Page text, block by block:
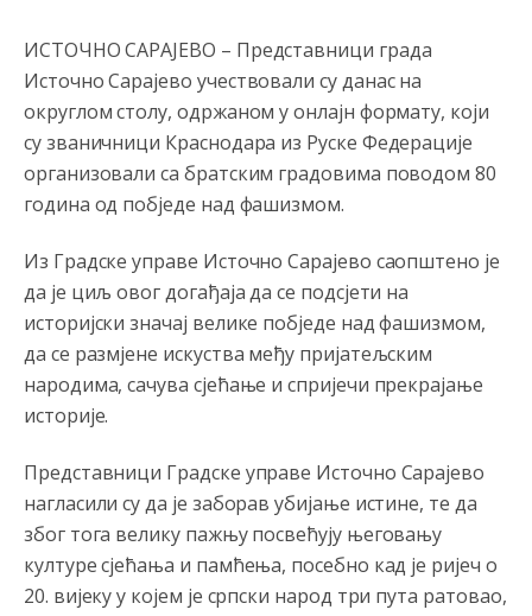
ИСТОЧНО САРАЈЕВО – Представници града
Источно Сарајево учествовали су данас на
округлом столу, одржаном у онлајн формату, који
су званичници Краснодара из Руске Федерације
организовали са братским градовима поводом 80
година од побједе над фашизмом.
Из Градске управе Источно Сарајево саопштено је
да је циљ овог догађаја да се подсјети на
историјски значај велике побједе над фашизмом,
да се размјене искуства међу пријатељским
народима, сачува сјећање и спријечи прекрајање
историје.
Представници Градске управе Источно Сарајево
нагласили су да је заборав убијање истине, те да
због тога велику пажњу посвећују његовању
културе сјећања и памћења, посебно кад је ријеч о
20. вијеку у којем је српски народ три пута ратовао,